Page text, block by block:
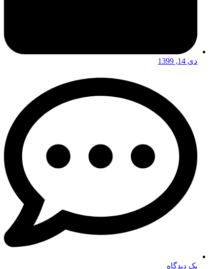
دی 14, 1399
یک دیدگاه